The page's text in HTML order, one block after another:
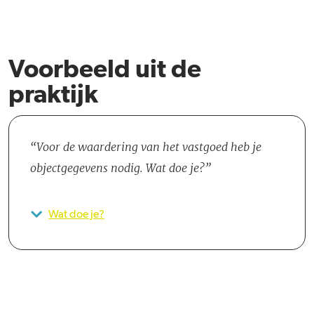
Voorbeeld uit de
praktijk
Voor de waardering van het vastgoed heb je
objectgegevens nodig. Wat doe je?
Wat doe je?